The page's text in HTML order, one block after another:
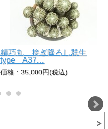
精巧丸 接ぎ降ろし群生
type A37…
価格：35,000円(税込)